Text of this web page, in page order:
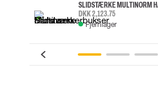
SLIDSTÆRKE MULTINORM
DKK 2,123.75
Fjernlager